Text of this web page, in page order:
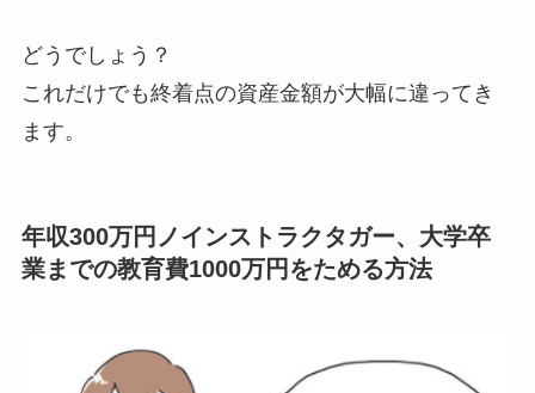
どうでしょう？
これだけでも終着点の資産金額が大幅に違ってき
ます。
年収300万円ノインストラクタガー、大学卒
業までの教育費1000万円をためる方法